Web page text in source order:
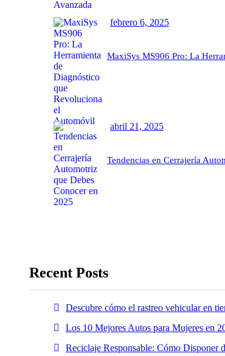
febrero 6, 2025
MaxiSys MS906 Pro: La
abril 21, 2025
Tendencias en Cerrajería
Recent Posts
Descubre cómo el rastreo vehicular en
Los 10 Mejores Autos para Mujeres en
Reciclaje Responsable: Cómo Disponer